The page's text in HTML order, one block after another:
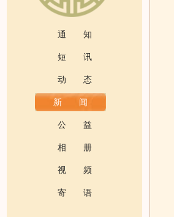
通 知
短 讯
动 态
新 闻
公 益
相 册
视 频
寄 语